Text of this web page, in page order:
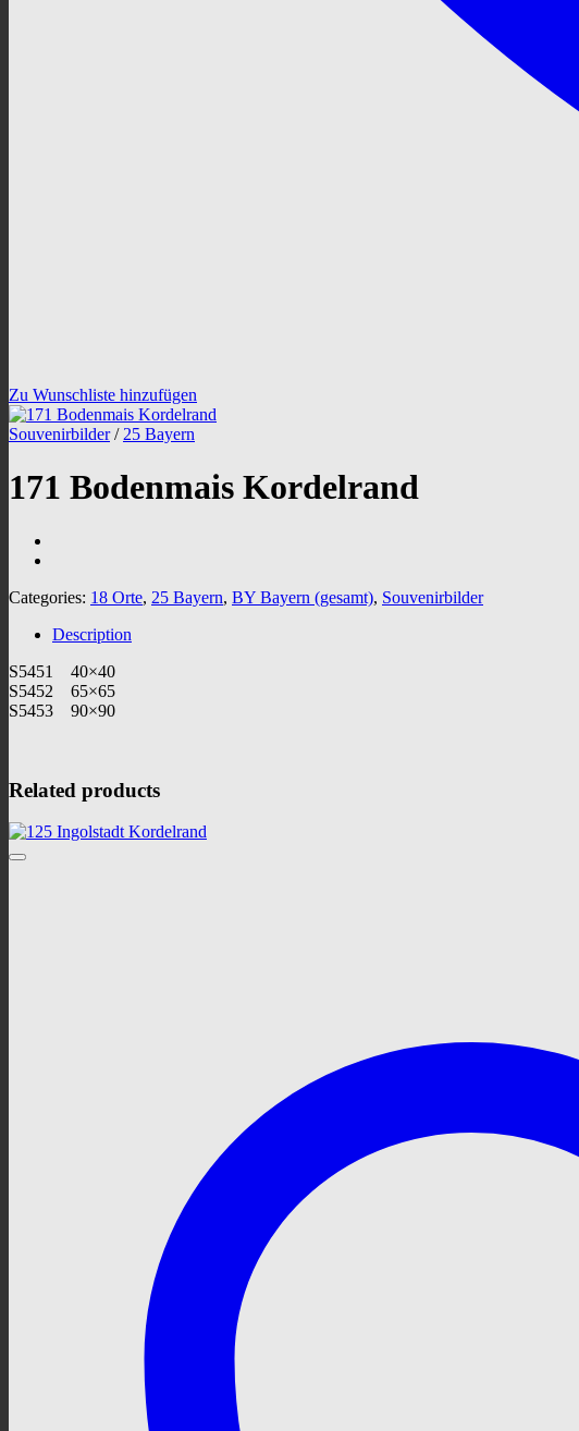
Zu Wunschliste hinzufügen
Souvenirbilder / 25 Bayern
171 Bodenmais Kordelrand
Categories: 18 Orte, 25 Bayern, BY Bayern (gesamt), Souvenirbilder
Description
S5451 40×40
S5452 65×65
S5453 90×90
Related products